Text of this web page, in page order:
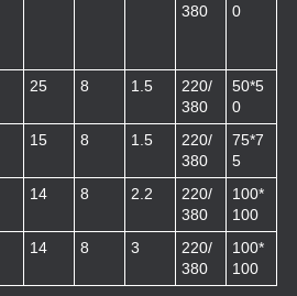
380
0
25 8 1.5
220/
380
50*5
0
15 8 1.5
220/
380
75*7
5
14 8 2.2
220/
380
100*
100
14 8 3
220/
380
100*
100